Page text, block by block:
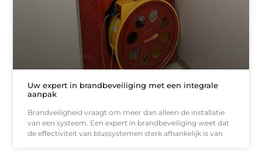
Uw expert in brandbeveiliging met een integrale
aanpak
Brandveiligheid vraagt om meer dan alleen de installatie
van een systeem. Een expert in brandbeveiliging weet dat
de effectiviteit van blussystemen sterk afhankelijk is van